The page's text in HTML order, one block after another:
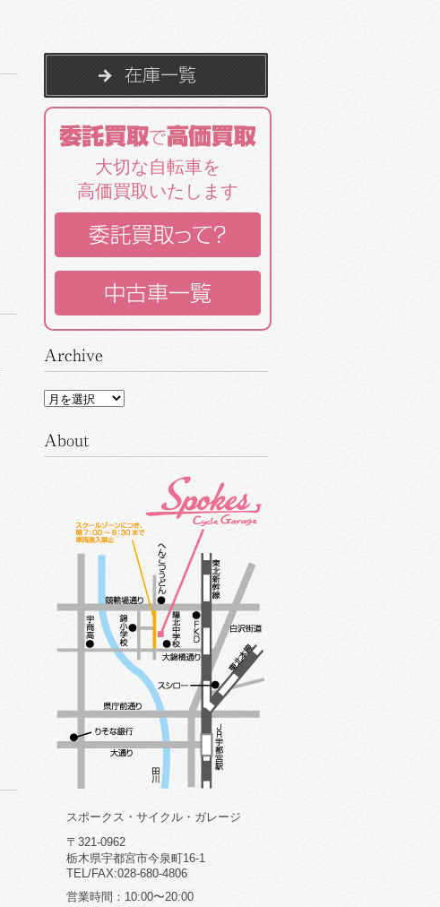
大切な自転車を
高価買取いたします
スポークス・サイクル・ガレージ
〒321-0962
栃木県宇都宮市今泉町16-1
TEL/FAX:028-680-4806
営業時間：10:00〜20:00